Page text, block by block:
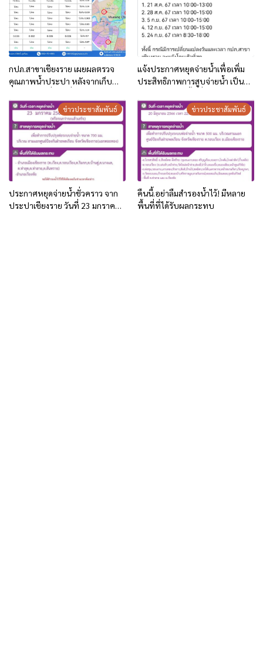
กปภ.สาขาเชียงราย เผยผลตรวจ
คุณภาพน้ำประปา หลังจากเก็บ
2568
แจ้งประกาศหยุดจ่ายน้ำเพื่อเพิ่ม
ประสิทธิภาพการสูบจ่ายน้ำ เป็นผล
เชียงราย อ.เวียงชัย ทั้งหมด​ ช่วง
เดือนสิงหาคม-กันยายน 2567
ข่าวประชาสัมพันธ์
ประกาศหยุดจ่ายน้ำชั่วคราว จาก
ประปาเชียงราย วันที่ 23 มกราคม
ข่าวประชาสัมพันธ์
คืนนี้.อย่าลืมสำรองน้ำไว้! มีหลาย
พื้นที่ที่ได้รับผลกระทบ